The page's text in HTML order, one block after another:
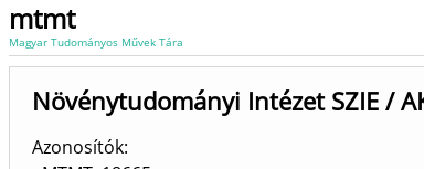
mtmt
Magyar Tudományos Művek Tára
Növénytudományi Intézet SZIE /
Azonosítók